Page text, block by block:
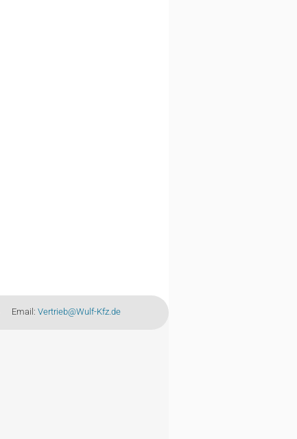
Email: Vertrieb@Wulf-Kfz.de